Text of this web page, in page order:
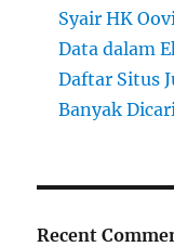
Syair HK
Data dalam
Daftar Situs
Banyak
Recent